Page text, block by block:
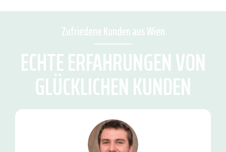
Zufriedene Kunden aus Wien
ECHTE ERFAHRUNGEN VON
GLÜCKLICHEN KUNDEN